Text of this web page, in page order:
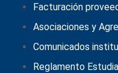
Facturación
Asociaciones y
Comunicados
Reglamento